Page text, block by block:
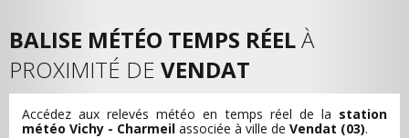
BALISE MÉTÉO TEMPS RÉELÀ
PROXIMITÉ DE VENDAT
Accédez aux relevés météo en temps réel de la station
météo Vichy - Charmeil associée à ville de Vendat (03).